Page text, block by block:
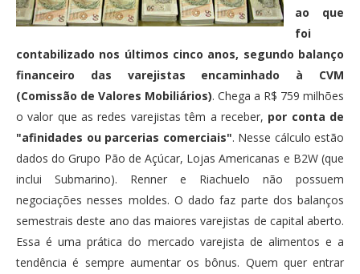
ao que
foi
contabilizado nos últimos cinco anos, segundo balanço
financeiro das varejistas encaminhado à CVM
(Comissão de Valores Mobiliários). Chega a R$ 759 milhões
o valor que as redes varejistas têm a receber, por conta de
"afinidades ou parcerias comerciais". Nesse cálculo estão
dados do Grupo Pão de Açúcar, Lojas Americanas e B2W (que
inclui Submarino). Renner e Riachuelo não possuem
negociações nesses moldes. O dado faz parte dos balanços
semestrais deste ano das maiores varejistas de capital aberto.
Essa é uma prática do mercado varejista de alimentos e a
tendência é sempre aumentar os bônus. Quem quer entrar